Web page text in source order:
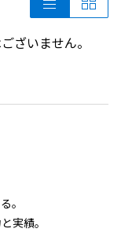
ざいません。
。
実績。